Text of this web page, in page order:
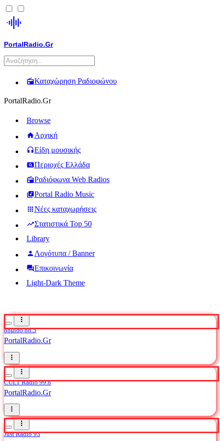
PortalRadio.Gr
Καταχώρηση Ραδιοφώνου
PortalRadio.Gr
Browse
Αρχική
Είδη μουσικής
Περιοχές Ελλάδα
Ραδιόφωνα Web Radios
Portal Radio Music
Νέες καταχωρήσεις
Στατιστικά Top 50
Library
Λογότυπα / Banner
Επικοινωνία
Light-Dark Theme
88μισό 88.5
PortalRadio.Gr
CULT Radio 99.8
PortalRadio.Gr
Just Radio 93